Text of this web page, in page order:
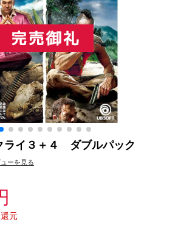
ライ３＋４ ダブルパック
ーを見る
元